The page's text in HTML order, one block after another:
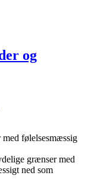
og
med følelsesmæssig
grænser med
ned som